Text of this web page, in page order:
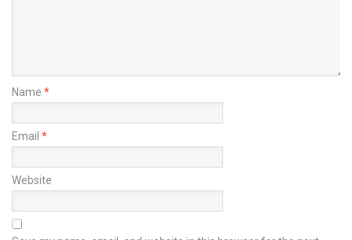
Name *
Email *
Website